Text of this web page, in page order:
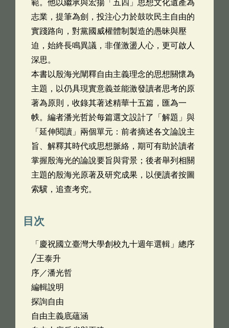
範。他以繼承與宏揚「五四」思想文化遺產為
志業，提筆為劍，投注心力於鼓吹民主自由的
實踐路向，對黨國威權體制製造的愚昧與壓
迫，始終長鳴異議，非僅激盪人心，更可啟人
深思。
本書以殷海光闡釋自由主義理念的思想關懷為
主題，以仍具現實意義並能激發讀者思考的原
著為原則，收錄其著述精華十五篇，匯為一
帙。編者潘光哲於每篇選文設計了「解題」與
「延伸閱讀」兩個單元：前者摘述各文論說主
旨、解釋其時代或思想脈絡，期可有助於讀者
掌握殷海光的論說要旨與背景；後者舉列相關
主題的殷海光原著及研究成果，以便讀者按圖
索驥，追查考究。
目次
「慶祝國立臺灣大學創校九十週年選輯」總序
╱王泰升
序／潘光哲
編輯說明
探詢自由
自由主義底蘊涵